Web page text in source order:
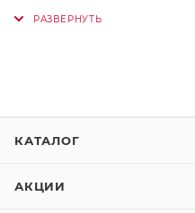
КАТАЛОГ
АКЦИИ